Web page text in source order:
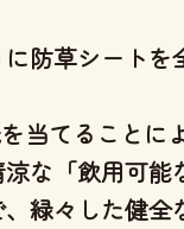
防草シート
当てること
な「飲用可能
、緑々した健全